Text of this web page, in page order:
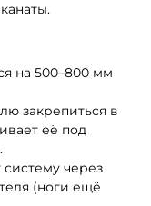
на 500–800 мм
закрепиться в
её под
через
(ноги ещё